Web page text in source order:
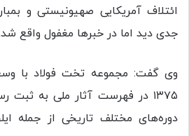
ائتلاف آمریکایی صهیونیستی و
جدی دید اما در خبرها مغفول واقع
۱۳۷۵ در فهرست آثار ملی به ثبت
دوره‌های مختلف تاریخی از جمله